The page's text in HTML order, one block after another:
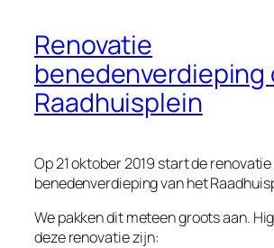
Renovatie
benedenverdieping
Raadhuisplein
Op 21 oktober 2019 start de
benedenverdieping van het
We pakken dit meteen groots aan.
deze renovatie zijn: